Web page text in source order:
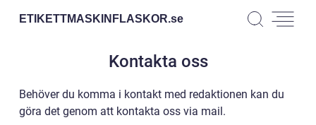
ETIKETTMASKINFLASKOR.se
Kontakta oss
Behöver du komma i kontakt med redaktionen kan du
göra det genom att kontakta oss via mail.